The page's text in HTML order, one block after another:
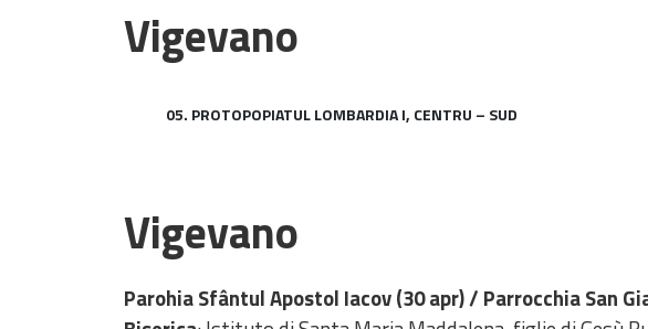
Vigevano
05. PROTOPOPIATUL LOMBARDIA I, CENTRU – SUD
Vigevano
Parohia Sfântul Apostol Iacov (30 apr) / Parrocchia San